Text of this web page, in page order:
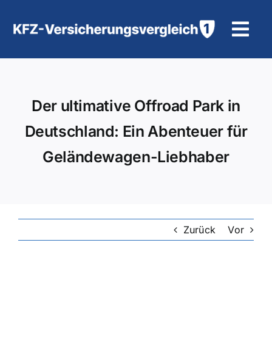
Inhalt
Motorradversicherung
Der ultimative Offroad Park in
Deutschland: Ein Abenteuer für
Geländewagen-Liebhaber
Zurück Vor